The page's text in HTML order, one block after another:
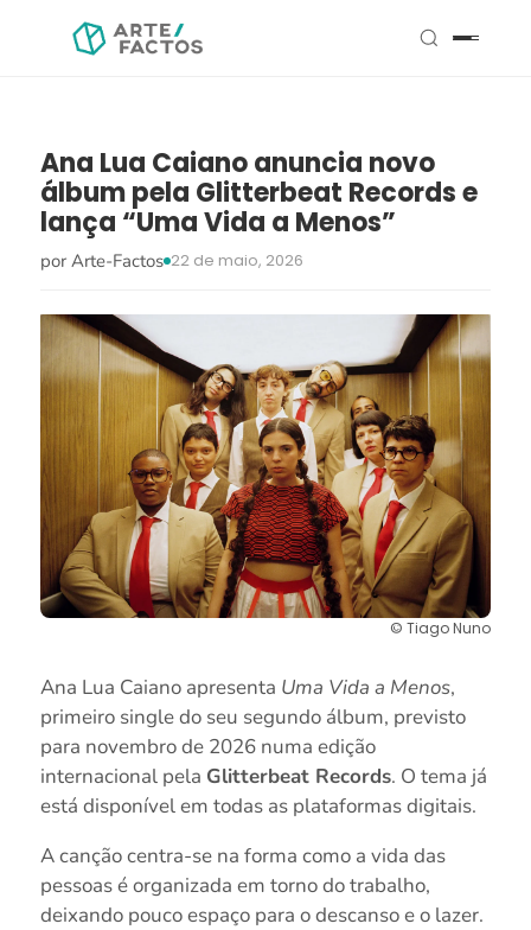
Ana Lua Caiano anuncia novo
álbum pela Glitterbeat Records e
lança “Uma Vida a Menos”
por Arte-Factos 22 de maio, 2026
© Tiago Nuno
Ana Lua Caiano apresenta Uma Vida a Menos,
primeiro single do seu segundo álbum, previsto
para novembro de 2026 numa edição
internacional pela Glitterbeat Records. O tema já
está disponível em todas as plataformas digitais.
A canção centra-se na forma como a vida das
pessoas é organizada em torno do trabalho,
deixando pouco espaço para o descanso e o lazer.